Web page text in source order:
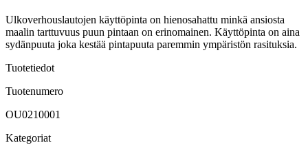
Ulkoverhouslautojen käyttöpinta on hienosahattu minkä ansiosta
maalin tarttuvuus puun pintaan on erinomainen. Käyttöpinta on aina
sydänpuuta joka kestää pintapuuta paremmin ympäristön rasituksia.
Tuotetiedot
Tuotenumero
OU0210001
Kategoriat